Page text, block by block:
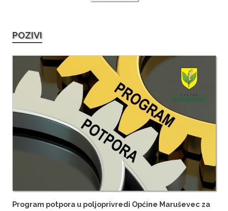
POZIVI
Program potpora u poljoprivredi Općine Maruševec za